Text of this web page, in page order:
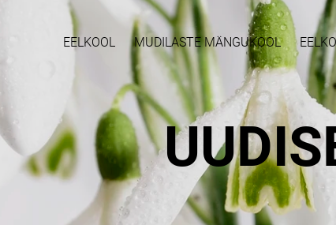
EELKOOL MUDILASTE MÄNGUKOOL